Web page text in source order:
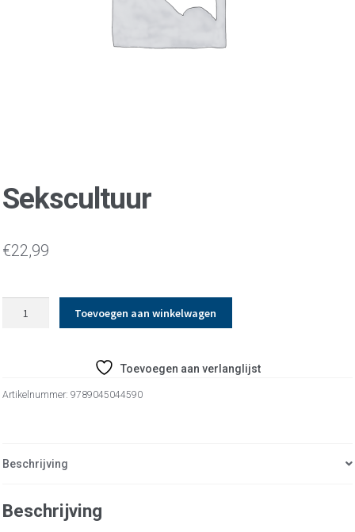
Sekscultuur
€22,99
Toevoegen aan winkelwagen
Toevoegen aan verlanglijst
Artikelnummer: 9789045044590
Beschrijving
Beschrijving